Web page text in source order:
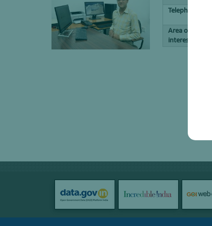
Telephone No.
Area of work /
interest